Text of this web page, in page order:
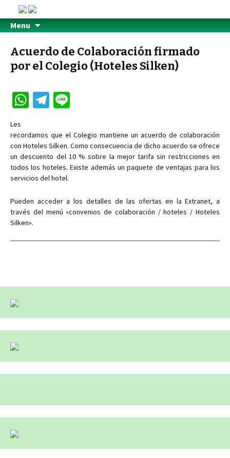
Menu
Acuerdo de Colaboración firmado
por el Colegio (Hoteles Silken)
W
at
sA
p
p
Te
gr
a
m
e
Les
recordamos que el Colegio mantiene un acuerdo de colaboración
con Hoteles Silken. Como consecuencia de dicho acuerdo se ofrece
un descuento del 10 % sobre la mejor tarifa sin restricciones en
todos los hoteles. Existe además un paquete de ventajas para los
servicios del hotel.
Pueden acceder a los detalles de las ofertas en la Extranet, a
través del menú «convenios de colaboración / hoteles / Hoteles
Silken».